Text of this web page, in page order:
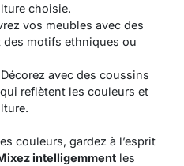
choisie.
vos meubles avec des
motifs ethniques ou
avec des coussins
reflètent les couleurs et
couleurs, gardez à l’esprit
intelligemment les